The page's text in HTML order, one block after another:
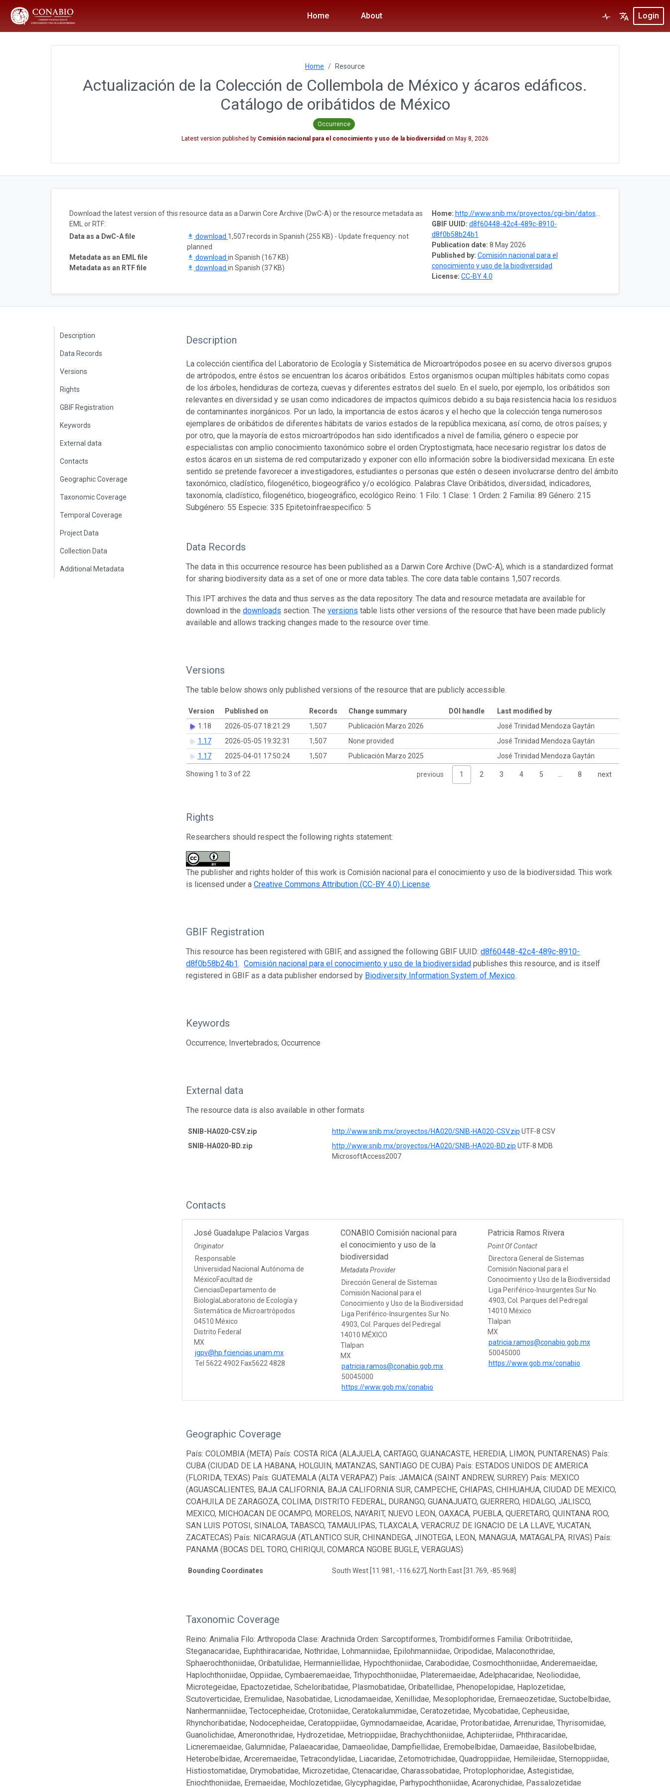
Home About Login
Home Resource
Actualización de la Colección de Collembola de México y ácaros edáficos.
Catálogo de oribátidos de México
Occurrence
Latest version published by Comisión nacional para el conocimiento y uso de la biodiversidad on May 8, 2026
Home: http://www.snib.mx/proyectos/cgi-bin/datos2.cgi?Letras=HA&Numero=20
GBIF UUID: d8f60448-42c4-489c-8910-
d8f0b58b24b1
Publication date: 8 May 2026
Published by: Comisión nacional para el
conocimiento y uso de la biodiversidad
License: CC-BY 4.0
Download the latest version of this resource data as a Darwin Core Archive (DwC-A) or the resource metadata as
EML or RTF:
Data as a DwC-A file
download 1,507 records in Spanish (255 KB) - Update frequency: not
planned
Metadata as an EML file
download in Spanish (167 KB)
Metadata as an RTF file
download in Spanish (37 KB)
Description
Data Records
Versions
Rights
GBIF Registration
Keywords
External data
Contacts
Geographic Coverage
Taxonomic Coverage
Temporal Coverage
Project Data
Collection Data
Additional Metadata
Description
La colección científica del Laboratorio de Ecología y Sistemática de Microartrópodos posee en su acervo diversos grupos
de artrópodos, entre éstos se encuentran los ácaros oribátidos. Estos organismos ocupan múltiples hábitats como copas
de los árboles, hendiduras de corteza, cuevas y diferentes estratos del suelo. En el suelo, por ejemplo, los oribátidos son
relevantes en diversidad y se usan como indicadores de impactos químicos debido a su baja resistencia hacia los residuos
de contaminantes inorgánicos. Por un lado, la importancia de estos ácaros y el hecho que la colección tenga numerosos
ejemplares de oribátidos de diferentes hábitats de varios estados de la república mexicana, así como, de otros países; y
por otro, que la mayoría de estos microartrópodos han sido identificados a nivel de familia, género o especie por
especialistas con amplio conocimiento taxonómico sobre el orden Cryptostigmata, hace necesario registrar los datos de
estos ácaros en un sistema de red computarizado y exponer con ello información sobre la biodiversidad mexicana. En este
sentido se pretende favorecer a investigadores, estudiantes o personas que estén o deseen involucrarse dentro del ámbito
taxonómico, cladístico, filogenético, biogeográfico y/o ecológico. Palabras Clave Oribátidos, diversidad, indicadores,
taxonomía, cladístico, filogenético, biogeográfico, ecológico Reino: 1 Filo: 1 Clase: 1 Orden: 2 Familia: 89 Género: 215
Subgénero: 55 Especie: 335 Epitetoinfraespecifico: 5
Data Records
The data in this occurrence resource has been published as a Darwin Core Archive (DwC-A), which is a standardized format
for sharing biodiversity data as a set of one or more data tables. The core data table contains 1,507 records.
This IPT archives the data and thus serves as the data repository. The data and resource metadata are available for
download in thedownloads section. Theversions table lists other versions of the resource that have been made publicly
available and allows tracking changes made to the resource over time.
Versions
The table below shows only published versions of the resource that are publicly accessible.
Version Published on Records Change summary DOI handle
Last modified by
1.18
2026-05-07 18:21:29 1,507 Publicación Marzo 2026
José Trinidad Mendoza Gaytán
1.17
2026-05-05 19:32:31 1,507 None provided
José Trinidad Mendoza Gaytán
1.17
2025-04-01 17:50:24 1,507 Publicación Marzo 2025 José Trinidad Mendoza Gaytán
Showing 1 to 3 of 22 previous 1 2 3 4 5 … 8 next
Rights
Researchers should respect the following rights statement:
The publisher and rights holder of this work is Comisión nacional para el conocimiento y uso de la biodiversidad. This work
is licensed under aCreative Commons Attribution (CC-BY 4.0) License.
GBIF Registration
This resource has been registered with GBIF, and assigned the following GBIF UUID:d8f60448-42c4-489c-8910-
d8f0b58b24b1.Comisión nacional para el conocimiento y uso de la biodiversidad publishes this resource, and is itself
registered in GBIF as a data publisher endorsed by Biodiversity Information System of Mexico.
Keywords
Occurrence; Invertebrados; Occurrence
External data
The resource data is also available in other formats
SNIB-HA020-CSV.zip http://www.snib.mx/proyectos/HA020/SNIB-HA020-CSV.zip UTF-8 CSV
SNIB-HA020-BD.zip
http://www.snib.mx/proyectos/HA020/SNIB-HA020-BD.zip UTF-8 MDB
MicrosoftAccess2007
Contacts
José Guadalupe Palacios Vargas
Originator
Responsable
Universidad Nacional Autónoma de
MéxicoFacultad de
CienciasDepartamento de
BiologíaLaboratorio de Ecología y
Sistemática de Microartrópodos
04510 México
Distrito Federal
MX
jgpv@hp.fciencias.unam.mx
Tel 5622 4902 Fax5622 4828
CONABIO Comisión nacional para
el conocimiento y uso de la
biodiversidad
Metadata Provider
Dirección General de Sistemas
Comisión Nacional para el
Conocimiento y Uso de la Biodiversidad
Liga Periférico-Insurgentes Sur No.
4903, Col. Parques del Pedregal
14010 MÉXICO
Tlalpan
MX
patricia.ramos@conabio.gob.mx
50045000
https://www.gob.mx/conabio
Patricia Ramos Rivera
Point Of Contact
Directora General de Sistemas
Comisión Nacional para el
Conocimiento y Uso de la Biodiversidad
Liga Periférico-Insurgentes Sur No.
4903, Col. Parques del Pedregal
14010 México
Tlalpan
MX
patricia.ramos@conabio.gob.mx
50045000
https://www.gob.mx/conabio
Geographic Coverage
País: COLOMBIA (META) País: COSTA RICA (ALAJUELA, CARTAGO, GUANACASTE, HEREDIA, LIMON, PUNTARENAS) País:
CUBA (CIUDAD DE LA HABANA, HOLGUIN, MATANZAS, SANTIAGO DE CUBA) País: ESTADOS UNIDOS DE AMERICA
(FLORIDA, TEXAS) País: GUATEMALA (ALTA VERAPAZ) País: JAMAICA (SAINT ANDREW, SURREY) País: MEXICO
(AGUASCALIENTES, BAJA CALIFORNIA, BAJA CALIFORNIA SUR, CAMPECHE, CHIAPAS, CHIHUAHUA, CIUDAD DE MEXICO,
COAHUILA DE ZARAGOZA, COLIMA, DISTRITO FEDERAL, DURANGO, GUANAJUATO, GUERRERO, HIDALGO, JALISCO,
MEXICO, MICHOACAN DE OCAMPO, MORELOS, NAYARIT, NUEVO LEON, OAXACA, PUEBLA, QUERETARO, QUINTANA ROO,
SAN LUIS POTOSI, SINALOA, TABASCO, TAMAULIPAS, TLAXCALA, VERACRUZ DE IGNACIO DE LA LLAVE, YUCATAN,
ZACATECAS) País: NICARAGUA (ATLANTICO SUR, CHINANDEGA, JINOTEGA, LEON, MANAGUA, MATAGALPA, RIVAS) País:
PANAMA (BOCAS DEL TORO, CHIRIQUI, COMARCA NGOBE BUGLE, VERAGUAS)
Bounding Coordinates South West [11.981, -116.627], North East [31.769, -85.968]
Taxonomic Coverage
Reino: Animalia Filo: Arthropoda Clase: Arachnida Orden: Sarcoptiformes, Trombidiformes Familia: Oribotritiidae,
Steganacaridae, Euphthiracaridae, Nothridae, Lohmanniidae, Epilohmanniidae, Oripodidae, Malaconothridae,
Sphaerochthoniidae, Oribatulidae, Hermanniellidae, Hypochthoniidae, Carabodidae, Cosmochthoniidae, Anderemaeidae,
Haplochthoniidae, Oppiidae, Cymbaeremaeidae, Trhypochthoniidae, Plateremaeidae, Adelphacaridae, Neoliodidae,
Microtegeidae, Epactozetidae, Scheloribatidae, Plasmobatidae, Oribatellidae, Phenopelopidae, Haplozetidae,
Scutoverticidae, Eremulidae, Nasobatidae, Licnodamaeidae, Xenillidae, Mesoplophoridae, Eremaeozetidae, Suctobelbidae,
Nanhermanniidae, Tectocepheidae, Crotoniidae, Ceratokalummidae, Ceratozetidae, Mycobatidae, Cepheusidae,
Rhynchoribatidae, Nodocepheidae, Ceratoppiidae, Gymnodamaeidae, Acaridae, Protoribatidae, Arrenuridae, Thyrisomidae,
Guanolichidae, Ameronothridae, Hydrozetidae, Metrioppiidae, Brachychthoniidae, Achipteriidae, Phthiracaridae,
Licneremaeidae, Galumnidae, Palaeacaridae, Damaeolidae, Dampfiellidae, Eremobelbidae, Damaeidae, Basilobelbidae,
Heterobelbidae, Arceremaeidae, Tetracondylidae, Liacaridae, Zetomotrichidae, Quadroppiidae, Hemileiidae, Sternoppiidae,
Histiostomatidae, Drymobatidae, Microzetidae, Ctenacaridae, Charassobatidae, Protoplophoridae, Astegistidae,
Eniochthoniidae, Eremaeidae, Mochlozetidae, Glycyphagidae, Parhypochthoniidae, Acaronychidae, Passalozetidae